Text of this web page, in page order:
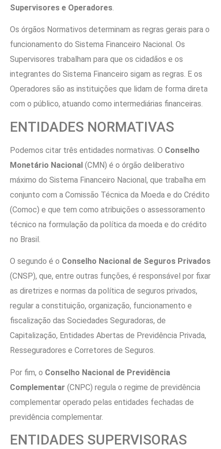
Supervisores e Operadores.
Os órgãos Normativos determinam as regras gerais para o
funcionamento do Sistema Financeiro Nacional. Os
Supervisores trabalham para que os cidadãos e os
integrantes do Sistema Financeiro sigam as regras. E os
Operadores são as instituições que lidam de forma direta
com o público, atuando como intermediárias financeiras.
ENTIDADES NORMATIVAS
Podemos citar três entidades normativas. O Conselho
Monetário Nacional (CMN) é o órgão deliberativo
máximo do Sistema Financeiro Nacional, que trabalha em
conjunto com a Comissão Técnica da Moeda e do Crédito
(Comoc) e que tem como atribuições o assessoramento
técnico na formulação da política da moeda e do crédito
no Brasil.
O segundo é o Conselho Nacional de Seguros Privados
(CNSP), que, entre outras funções, é responsável por fixar
as diretrizes e normas da política de seguros privados,
regular a constituição, organização, funcionamento e
fiscalização das Sociedades Seguradoras, de
Capitalização, Entidades Abertas de Previdência Privada,
Resseguradores e Corretores de Seguros.
Por fim, o Conselho Nacional de Previdência
Complementar (CNPC) regula o regime de previdência
complementar operado pelas entidades fechadas de
previdência complementar.
ENTIDADES SUPERVISORAS